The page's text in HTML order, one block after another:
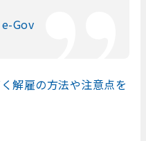
Gov
解雇の方法や注意点を